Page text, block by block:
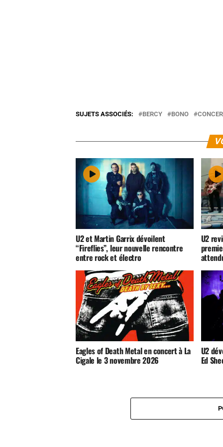
SUJETS ASSOCIÉS: BERCY BONO
U2 et Martin Garrix dévoilent
“Fireflies”, leur nouvelle rencontre
entre rock et électro
U2
Eagles of Death Metal en concert à La
Cigale le 3 novembre 2026
U2
Ed